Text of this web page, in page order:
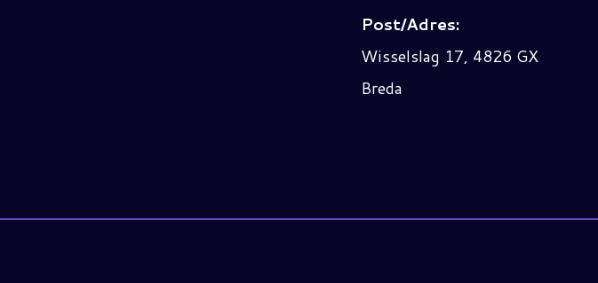
Post/Adres:
Wisselslag 17, 4826 GX
Breda